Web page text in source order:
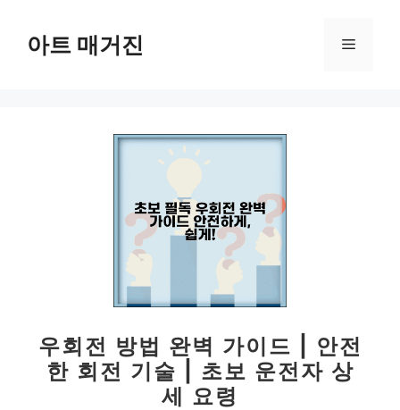
아트 매거진 메
우회전 방법 완벽 가이드 | 안전
한 회전 기술 | 초보 운전자 상
세 요령